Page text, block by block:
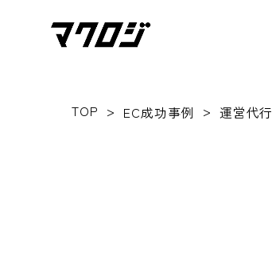
TOP > EC成功事例 > 運営代行